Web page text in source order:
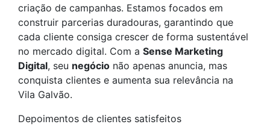
criação de campanhas. Estamos focados em
construir parcerias duradouras, garantindo que
cada cliente consiga crescer de forma sustentável
no mercado digital. Com a Sense Marketing
Digital, seu negócio não apenas anuncia, mas
conquista clientes e aumenta sua relevância na
Vila Galvão.
Depoimentos de clientes satisfeitos